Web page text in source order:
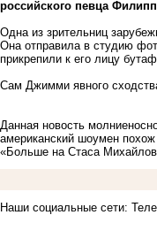
российского певца
Одна из зрительниц
Она отправила в студию
прикрепили к его лицу
Сам Джимми явного
Данная новость
американский шоумен
«Больше на Стаса
Наши социальные сети: